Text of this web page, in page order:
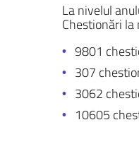
La nivelul
Chestionări la
9801
307
3062
10605